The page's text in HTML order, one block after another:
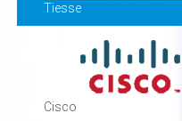
Tiesse
Cisco